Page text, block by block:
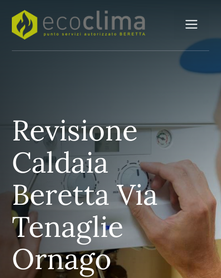
contenuto
Revisione
Caldaia
Beretta Via
Tenaglie
Ornago